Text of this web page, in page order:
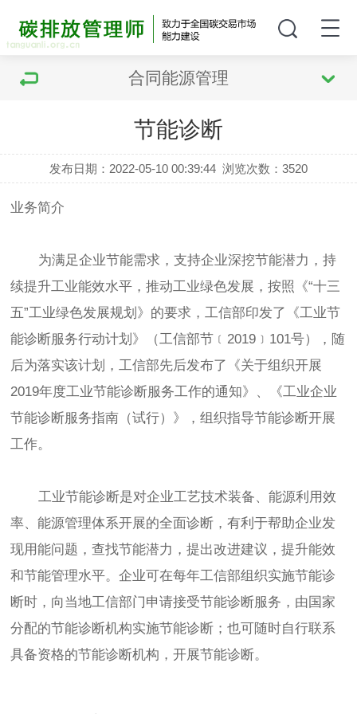
合同能源管理
节能诊断
发布日期：2022-05-10 00:39:44 浏览次数：3520
业务简介
为满足企业节能需求，支持企业深挖节能潜力，持
续提升工业能效水平，推动工业绿色发展，按照《“十三
五”工业绿色发展规划》的要求，工信部印发了《工业节
能诊断服务行动计划》（工信部节﹝2019﹞101号），随
后为落实该计划，工信部先后发布了《关于组织开展
2019年度工业节能诊断服务工作的通知》、《工业企业
节能诊断服务指南（试行）》，组织指导节能诊断开展
工作。
工业节能诊断是对企业工艺技术装备、能源利用效
率、能源管理体系开展的全面诊断，有利于帮助企业发
现用能问题，查找节能潜力，提出改进建议，提升能效
和节能管理水平。企业可在每年工信部组织实施节能诊
断时，向当地工信部门申请接受节能诊断服务，由国家
分配的节能诊断机构实施节能诊断；也可随时自行联系
具备资格的节能诊断机构，开展节能诊断。